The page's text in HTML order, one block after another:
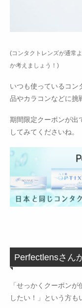
(コンタクトレンズが通常
か考えましょう！)
いつも使っているコン
品やカラコンなどに挑
期間限定クーポンが出
してみてくださいね。
Perfectlensさん
「せっかくクーポン
したい！」という方も